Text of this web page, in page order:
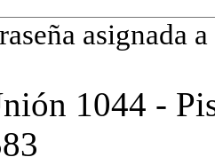
asignada
1044 -